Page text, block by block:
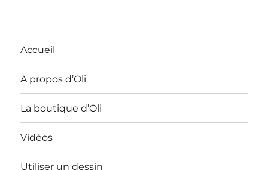
Accueil
A propos d’Oli
La boutique d’Oli
Vidéos
Utiliser un dessin